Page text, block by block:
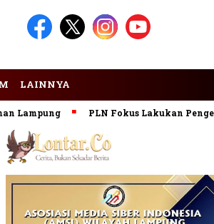
LAINNYA
PLN Fokus Lakukan